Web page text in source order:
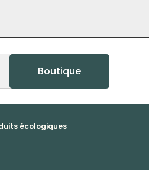
Boutique
écologiques